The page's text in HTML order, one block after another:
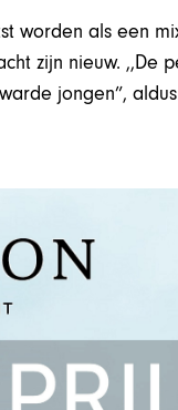
worden als een
zijn nieuw. ,,De
jongen”,